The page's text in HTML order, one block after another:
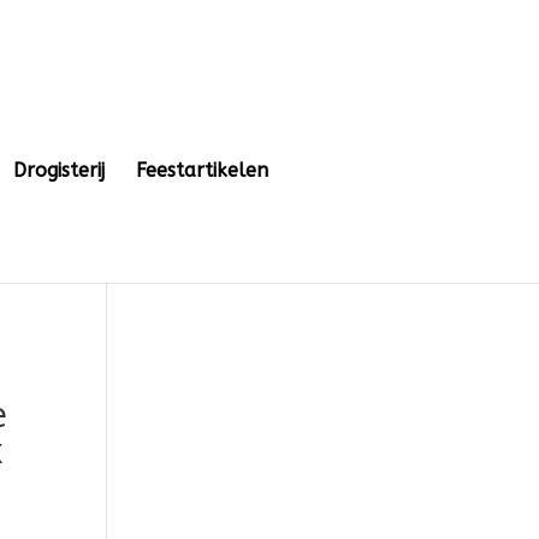
Drogisterij Feestartikelen